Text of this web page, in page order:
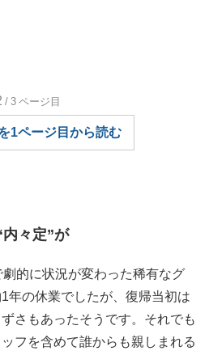
/3 ページ目
1ページ目から読む
々定”が
劇的に状況が変わった稀有なグ
年の休業でしたが、復帰当初は
さもあったそうです。それでも
フを含めて誰からも親しまれる